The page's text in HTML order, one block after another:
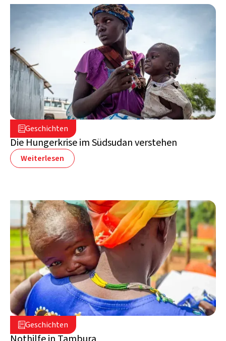
Geschichten
20. März 2025
Südsudan
Die Hungerkrise im Südsudan verstehen
Weiterlesen
Geschichten
17. März 2025
Südsudan